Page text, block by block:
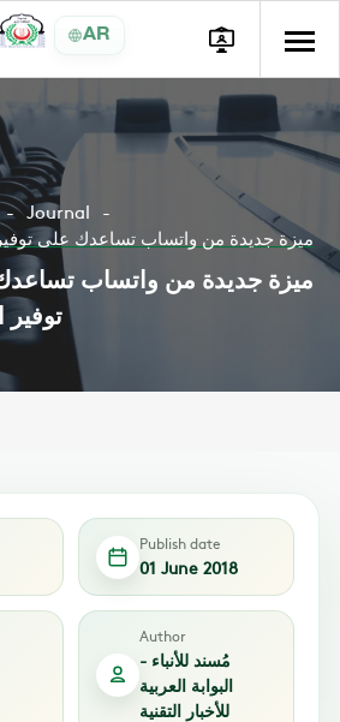
AR
Journal
ميزة جديدة من واتساب تساعدك على
ميزة جديدة من واتساب
Publish date
01 June 2018
Author
مُسند للأنباء -
البوابة العربية
للأخبار التقنية